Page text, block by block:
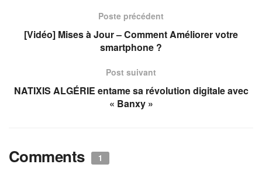
Poste précédent
[Vidéo] Mises à Jour – Comment Améliorer votre
smartphone ?
Post suivant
NATIXIS ALGÉRIE entame sa révolution digitale avec
« Banxy »
Comments 1